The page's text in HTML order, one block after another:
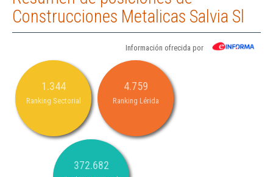
Construcciones Metalicas Salvia Sl
Información ofrecida por
1.344
Ranking Sectorial
4.759
Ranking Lérida
372.682